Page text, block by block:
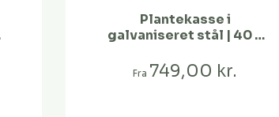
Plantekasse i
galvaniseret stål | 40 x
Fra 749,00 kr.